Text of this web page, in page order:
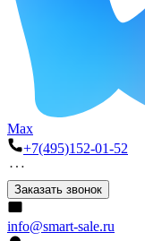
Max
+7(495)152-01-52
Заказать звонок
info@smart-sale.ru